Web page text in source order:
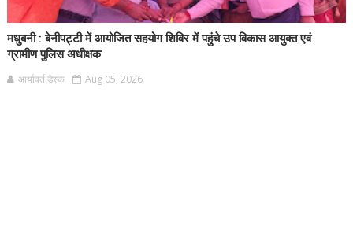
मधुबनी : बेनीपट्टी में आयोजित सहयोग शिविर में पहुंचे उप विकास आयुक्त एवं
ग्रामीण पुलिस अधीक्षक
आर्यावर्त डेस्क Aug 05, 2026